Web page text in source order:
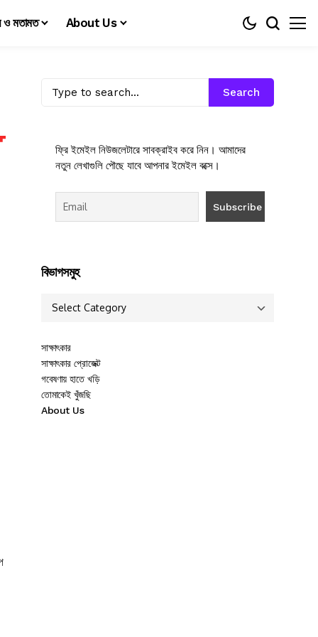
ও মতামত About Us
Search
ফ্রি ইমেইল নিউজলেটারে সাবক্রাইব করে নিন। আমাদের
নতুন লেখাগুলি পৌছে যাবে আপনার ইমেইল বক্সে।
বিভাগসমুহ
সাক্ষাৎকার
সাক্ষাৎকার প্রোজেক্ট
গবেষণায় হাতে খড়ি
তোমাকেই খুঁজছি
About Us